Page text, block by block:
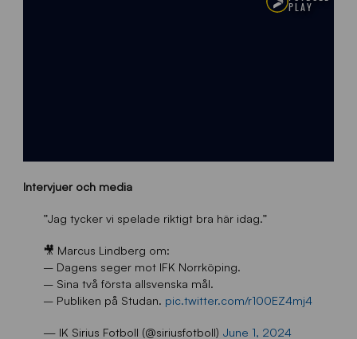
Intervjuer och media
”Jag tycker vi spelade riktigt bra här idag.”
🎥 Marcus Lindberg om:
– Dagens seger mot IFK Norrköping.
– Sina två första allsvenska mål.
– Publiken på Studan. pic.twitter.com/r100EZ4mj4
— IK Sirius Fotboll (@siriusfotboll) June 1, 2024